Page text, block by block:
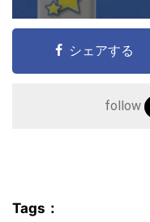
シェアする
follow
Tags：
す